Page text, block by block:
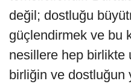
değil; dostluğu
güçlendirmek ve bu
nesillere hep birlikte
birliğin ve dostluğun